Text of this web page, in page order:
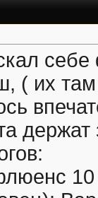
( их там
держат
10